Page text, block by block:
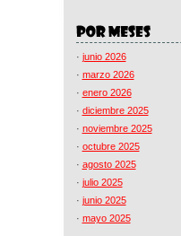
· junio 2026
· marzo 2026
· enero 2026
· diciembre 2025
· noviembre 2025
· octubre 2025
· agosto 2025
· julio 2025
· junio 2025
· mayo 2025